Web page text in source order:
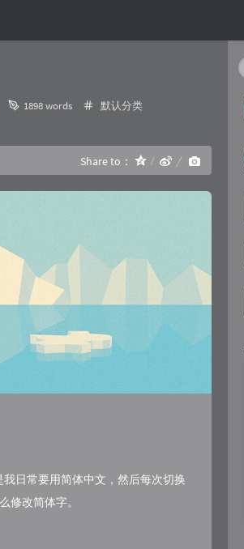
1898 words Categories：
默认分类
Share to：
日常要用简体中文，然后每次切换
修改简体字。